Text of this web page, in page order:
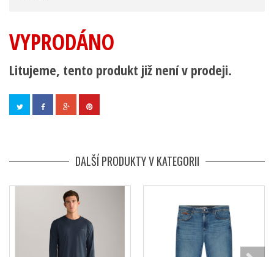
VYPRODÁNO
Litujeme, tento produkt již není v prodeji.
DALŠÍ PRODUKTY V KATEGORII